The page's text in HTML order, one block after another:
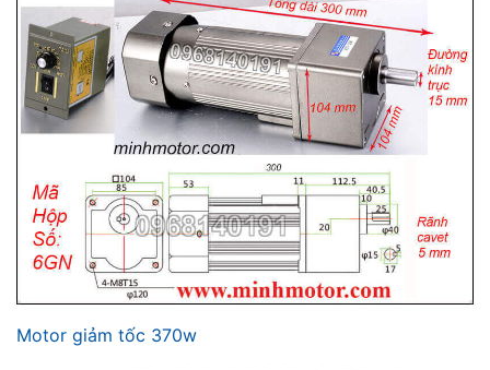
Motor giảm tốc 370w